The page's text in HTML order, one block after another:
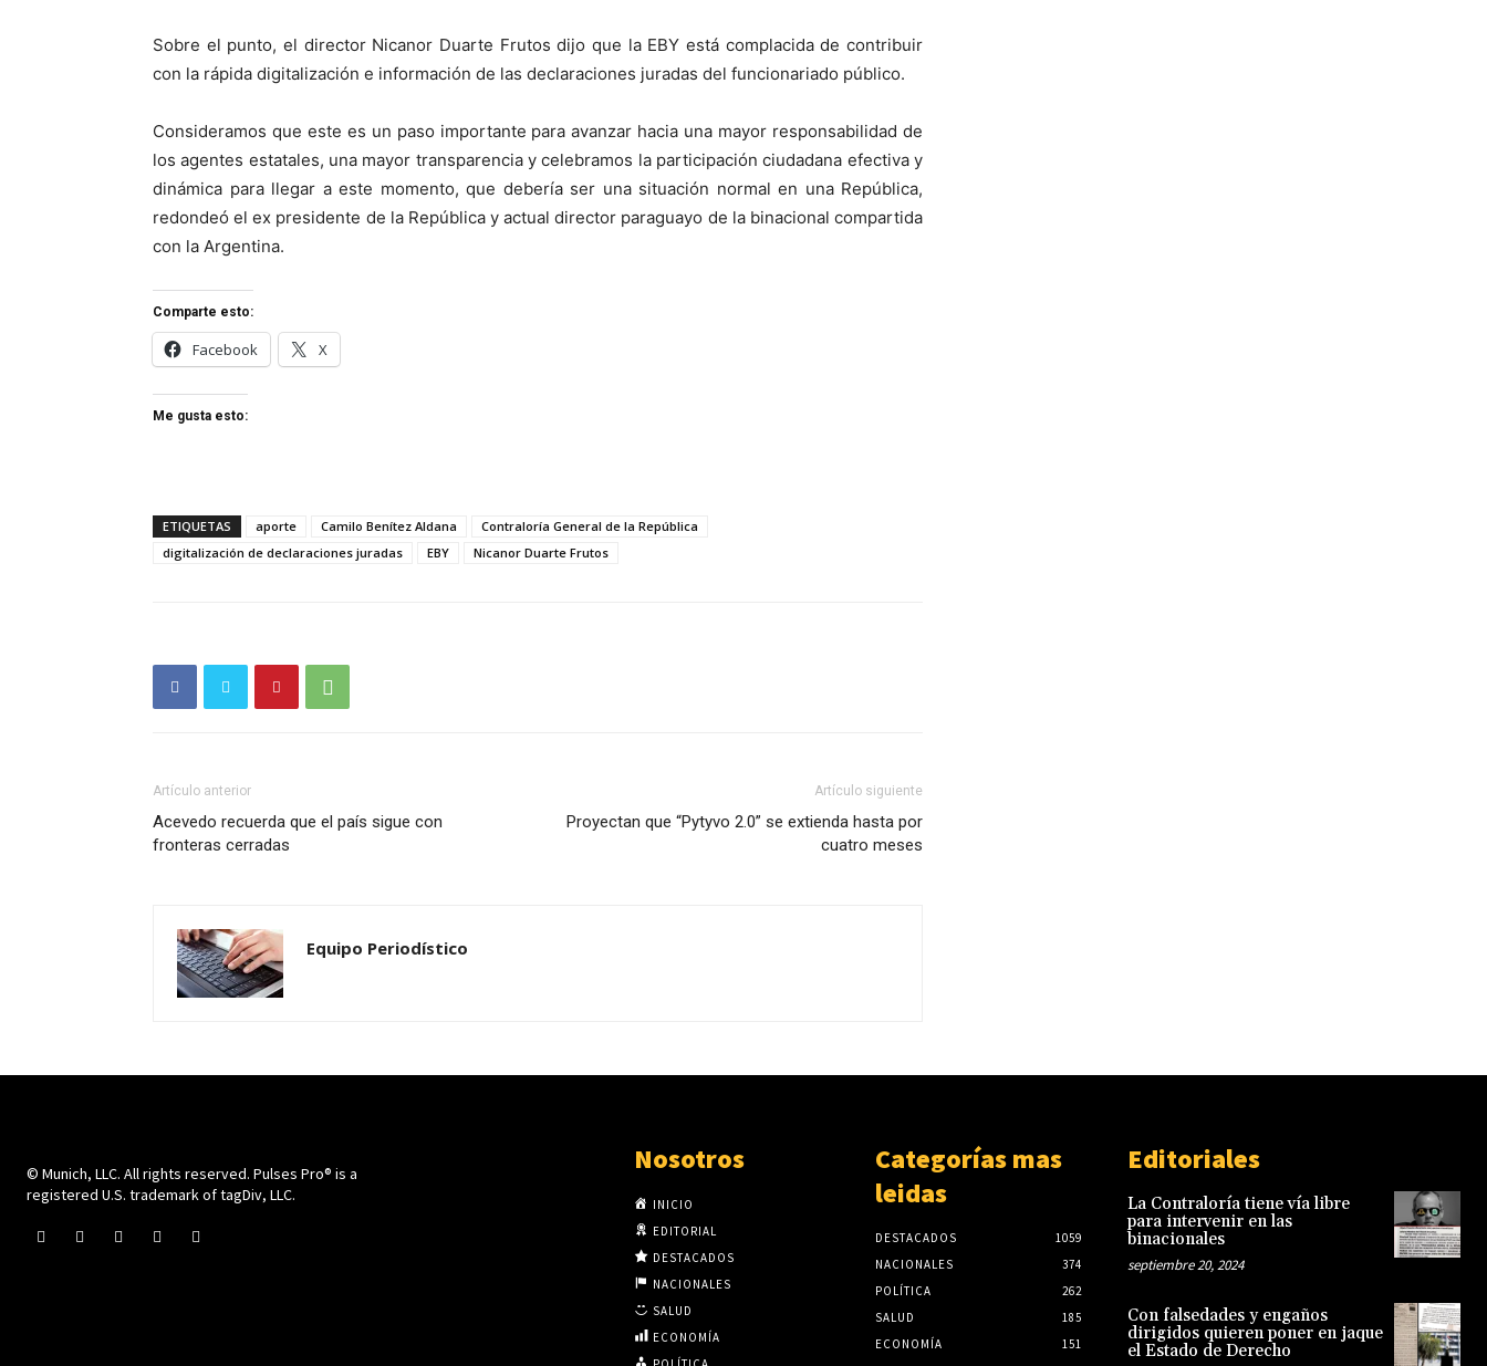
Sobre el punto, el director Nicanor Duarte Frutos dijo que la EBY está complacida de contribuir
con la rápida digitalización e información de las declaraciones juradas del funcionariado público.
Consideramos que este es un paso importante para avanzar hacia una mayor responsabilidad de
los agentes estatales, una mayor transparencia y celebramos la participación ciudadana efectiva y
dinámica para llegar a este momento, que debería ser una situación normal en una República,
redondeó el ex presidente de la República y actual director paraguayo de la binacional compartida
con la Argentina.
Comparte esto:
Facebook X
Me gusta esto:
ETIQUETAS aporte Camilo Benítez Aldana
Contraloría General de la República
digitalización de declaraciones juradas
EBY Nicanor Duarte Frutos
Artículo anterior
Acevedo recuerda que el país sigue con
fronteras cerradas
Artículo siguiente
Proyectan que “Pytyvo 2.0” se extienda hasta por
cuatro meses
Equipo Periodístico
© Munich, LLC. All rights reserved. Pulses Pro® is a
registered U.S. trademark of tagDiv, LLC.
Nosotros
INICIO
EDITORIAL
DESTACADOS
NACIONALES
SALUD
ECONOMÍA
Categorías mas
leidas
DESTACADOS
1059
NACIONALES
374
POLÍTICA
262
SALUD
185
ECONOMÍA
151
Editoriales
La Contraloría tiene vía libre
para intervenir en las
binacionales
septiembre 20, 2024
Con falsedades y engaños
dirigidos quieren poner en jaque
el Estado de Derecho